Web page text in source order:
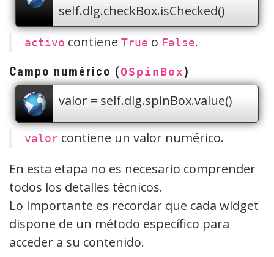
self.dlg.checkBox.isChecked()
activo contiene True o False.
Campo numérico (QSpinBox)
valor = self.dlg.spinBox.value()
valor contiene un valor numérico.
En esta etapa no es necesario comprender
todos los detalles técnicos.
Lo importante es recordar que cada widget
dispone de un método específico para
acceder a su contenido.